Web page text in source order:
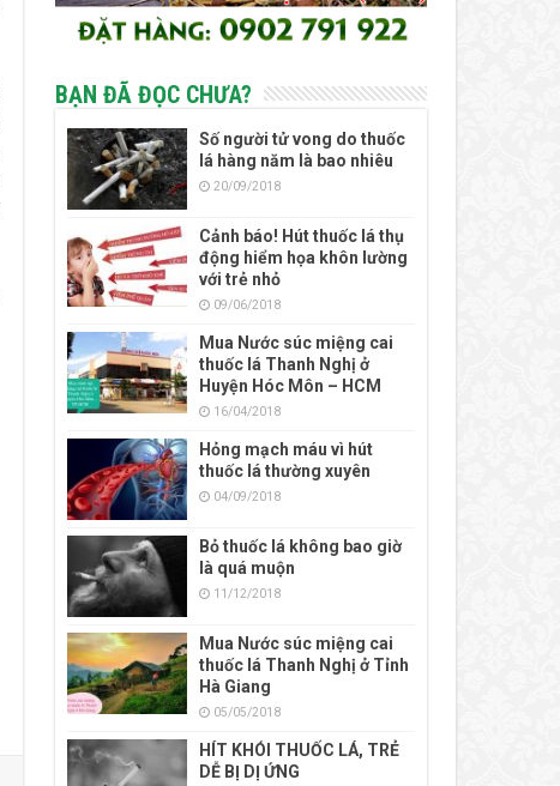
BẠN ĐÃ ĐỌC CHƯA?
Số người tử vong do thuốc
lá hàng năm là bao nhiêu
20/09/2018
Cảnh báo! Hút thuốc lá thụ
động hiểm họa khôn lường
với trẻ nhỏ
09/06/2018
Mua Nước súc miệng cai
thuốc lá Thanh Nghị ở
Huyện Hóc Môn – HCM
16/04/2018
Hỏng mạch máu vì hút
thuốc lá thường xuyên
04/09/2018
Bỏ thuốc lá không bao giờ
là quá muộn
11/12/2018
Mua Nước súc miệng cai
thuốc lá Thanh Nghị ở Tỉnh
Hà Giang
05/05/2018
HÍT KHÓI THUỐC LÁ, TRẺ
DỄ BỊ DỊ ỨNG